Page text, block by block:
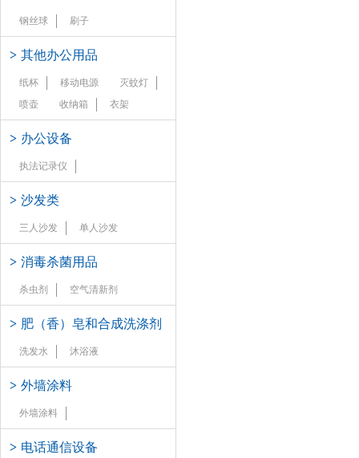
钢丝球 刷子
> 其他办公用品
纸杯 移动电源
灭蚊灯
喷壶
收纳箱 衣架
> 办公设备
执法记录仪
> 沙发类
三人沙发 单人沙发
> 消毒杀菌用品
杀虫剂 空气清新剂
> 肥（香）皂和合成洗涤剂
洗发水 沐浴液
> 外墙涂料
外墙涂料
> 电话通信设备